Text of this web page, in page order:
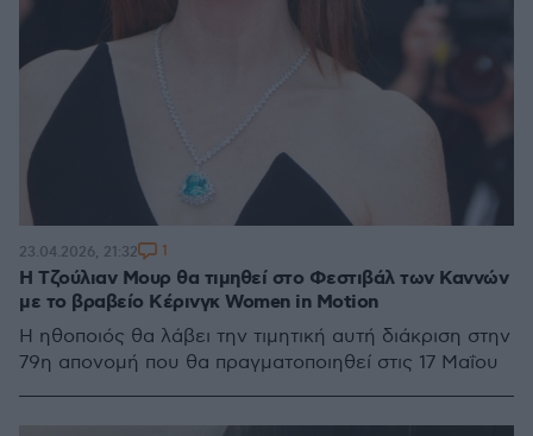
Η Τζούλιαν Μουρ θα τιμηθεί στο Φεστιβάλ των Καννών
με το βραβείο Κέρινγκ Women in Motion
Η ηθοποιός θα λάβει την τιμητική αυτή διάκριση στην
79η απονομή που θα πραγματοποιηθεί στις 17 Μαΐου
23.04.2026, 21:32 1